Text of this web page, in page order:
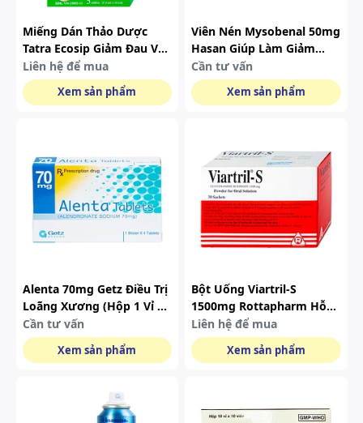
Miếng Dán Thảo Dược
Tatra Ecosip Giảm Đau Vai,
Lưng (20 Gói X 5 Miếng).
Liên hệ để mua
Xem sản phẩm
Viên Nén Mysobenal 50mg
Hasan Giúp Làm Giảm
Triệu Chứng Tăng Trương
Lực Cơ (5 Vỉ X 10 Viên)
Cần tư vấn
Xem sản phẩm
Alenta 70mg Getz Điều Trị
Loãng Xương (hộp 1 Vỉ X
4 Viên)
Cần tư vấn
Xem sản phẩm
Bột Uống Viartril-S
1500mg Rottapharm Hỗ
Trợ Giảm Triệu Chứng
Thoái Hóa Khớp Từ Nhẹ
Đến Trung Bình (30 Gói)
Liên hệ để mua
Xem sản phẩm